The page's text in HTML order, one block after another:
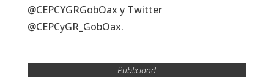
@CEPCYGRGobOax y Twitter
@CEPCyGR_GobOax.
Publicidad